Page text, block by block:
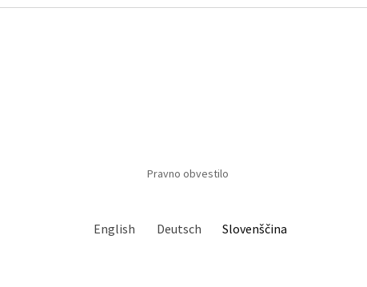
Pravno obvestilo
English Deutsch Slovenščina